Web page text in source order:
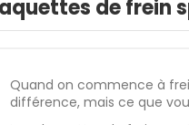
de frein
Quand on commence à
différence, mais ce que